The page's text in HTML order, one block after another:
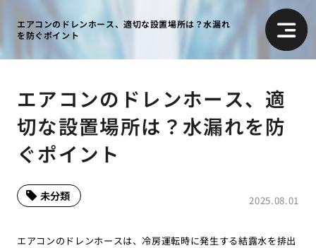
エアコンのドレンホース、適切な設置場所は？水漏れ
を防ぐポイント
エアコンのドレンホース、適
切な設置場所は？水漏れを防
ぐポイント
2025.08.01
未分類
エアコンのドレンホースは、冷房運転時に発生する結露水を排出